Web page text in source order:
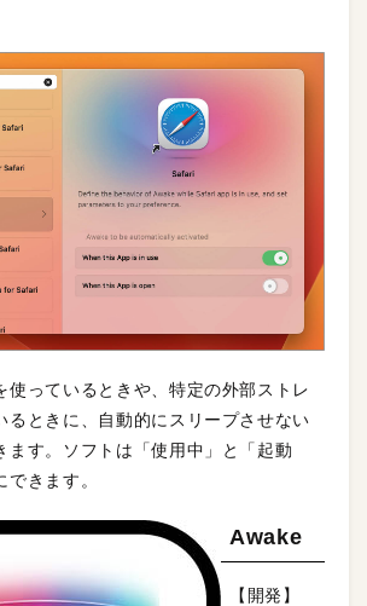
使っているときや、特定の外部ストレ
るときに、自動的にスリープさせない
ます。ソフトは「使用中」と「起動
きます。
Awake
【開発】